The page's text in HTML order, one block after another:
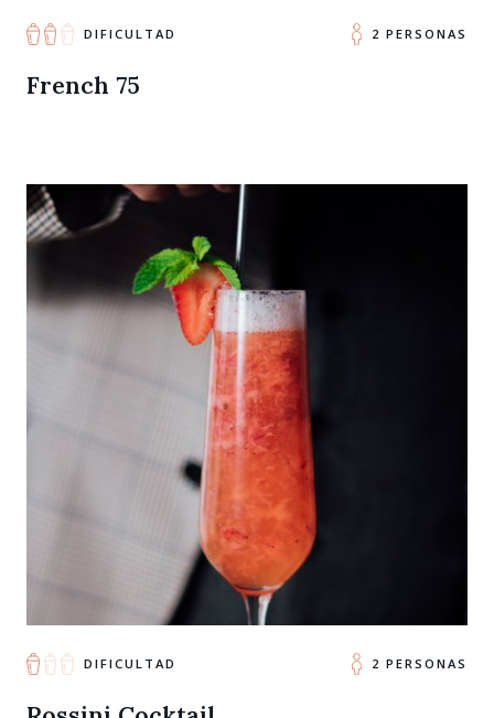
DIFICULTAD 2 PERSONAS
French 75
DIFICULTAD 2 PERSONAS